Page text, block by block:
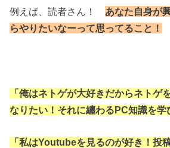
例えば、読者さん！ あなた自身が
らやりたいなーって思ってること！
「俺はネトゲが大好きだからネトゲ
なりたい！ それに纏わるPC知識を学
「私はYoutubeを見るのが好き！投